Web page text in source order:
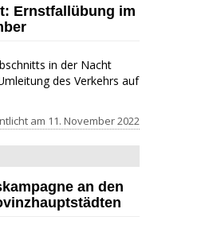
Ernstfallübung im
in der Nacht
des Verkehrs auf
am 11. November 2022
an den